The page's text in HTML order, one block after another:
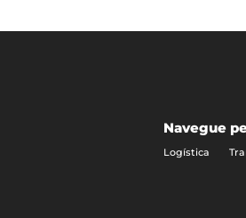
Navegue
Logística